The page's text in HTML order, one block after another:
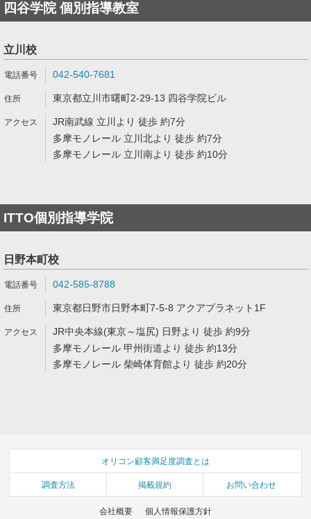
四谷学院 個別指導教室
立川校
042-540-7681
東京都立川市曙町2-29-13 四谷学院ビル
JR南武線 立川より 徒歩 約7分
多摩モノレール 立川北より 徒歩 約7分
多摩モノレール 立川南より 徒歩 約10分
ITTO個別指導学院
日野本町校
042-585-8788
東京都日野市日野本町7-5-8 アクアプラネット1F
JR中央本線(東京～塩尻) 日野より 徒歩 約9分
多摩モノレール 甲州街道より 徒歩 約13分
多摩モノレール 柴崎体育館より 徒歩 約20分
オリコン顧客満足度調査とは
調査方法 掲載規約 お問い合わせ
会社概要 個人情報保護方針